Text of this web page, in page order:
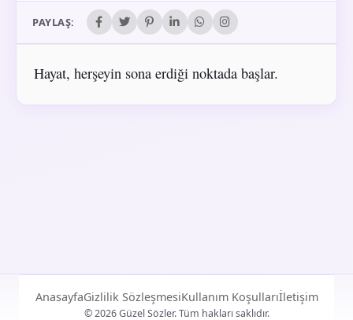
PAYLAŞ:
Hayat, herşeyin sona erdiği noktada başlar.
AnasayfaGizlilik SözleşmesiKullanım Koşullarıİletişim
© 2026 Güzel Sözler. Tüm hakları saklıdır.